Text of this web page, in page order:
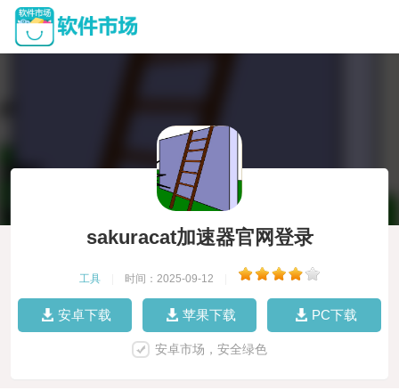
sakuracat加速器官网登录
工具 时间：2025-09-12
安卓下载 苹果下载 PC下载
安卓市场，安全绿色